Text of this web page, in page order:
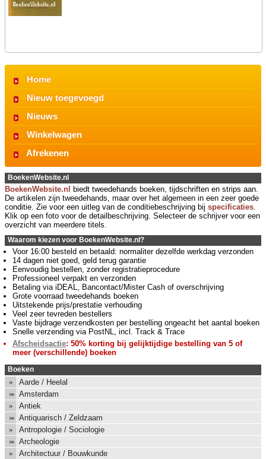
Home
Nieuw toegevoegd
Nieuws
Winkelwagen
Afrekenen
BoekenWebsite.nl
BoekenWebsite.nl
biedt tweedehands boeken, tijdschriften en strips aan.
De artikelen zijn tweedehands, maar over het algemeen in een zeer goede
conditie. Zie voor een uitleg van de conditiebeschrijving bij specificaties.
Klik op een foto voor de detailbeschrijving. Selecteer de schrijver voor een
overzicht van meerdere titels.
Waarom kiezen voor BoekenWebsite.nl?
Voor 16:00 besteld en betaald: normaliter dezelfde werkdag verzonden
14 dagen niet goed, geld terug garantie
Eenvoudig bestellen, zonder registratieprocedure
Professioneel verpakt en verzonden
Betaling via iDEAL, Bancontact/Mister Cash of overschrijving
Grote voorraad tweedehands boeken
Uitstekende prijs/prestatie verhouding
Veel zeer tevreden bestellers
Vaste bijdrage verzendkosten per bestelling ongeacht het aantal boeken
Snelle verzending via PostNL, incl. Track & Trace
Afscheidsactie: 50% korting bij gelijktijdige bestelling van 5 of
meer (verschillende) boeken
Boeken
Aarde / Heelal
Amsterdam
Antiek
Antiquarisch / Zeldzaam
Antropologie / Sociologie
Archeologie
Architectuur / Bouwkunde